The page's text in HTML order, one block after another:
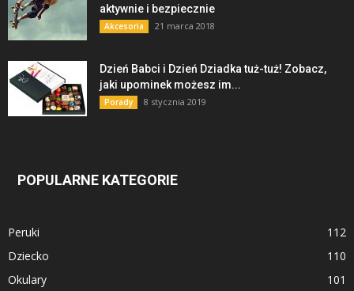
aktywnie i bezpiecznie
Akcesoria 21 marca 2018
Dzień Babci i Dzień Dziadka tuż-tuż! Zobacz,
jaki upominek możesz im...
Porady 8 stycznia 2019
POPULARNE KATEGORIE
Peruki
112
Dziecko
110
Okulary
101